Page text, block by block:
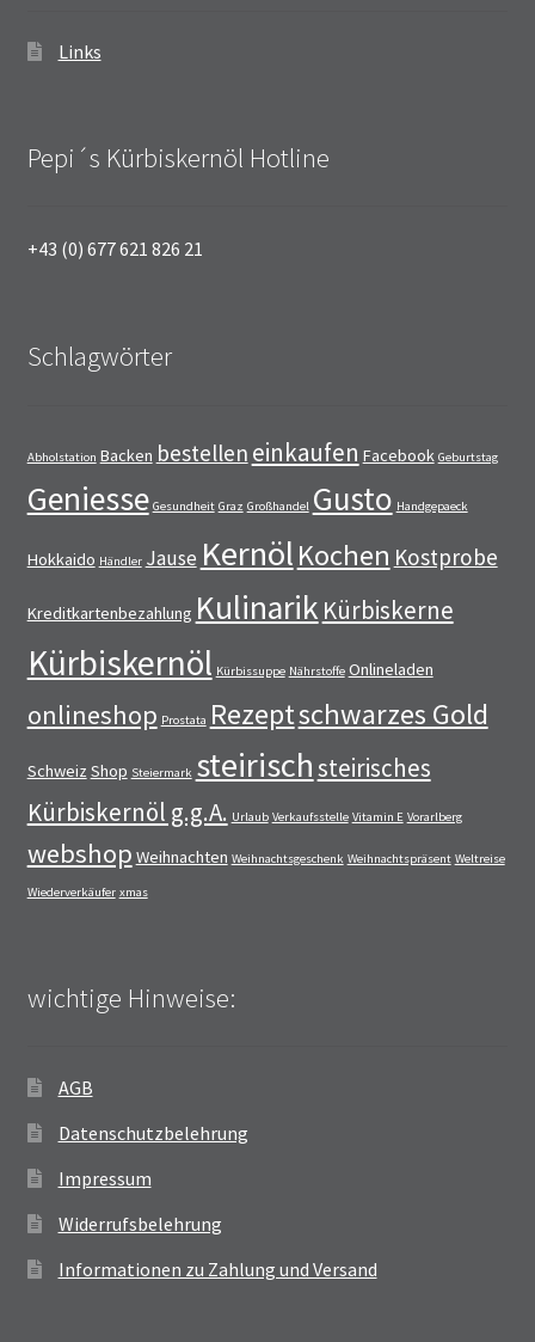
Links
Pepi´s Kürbiskernöl Hotline
+43 (0) 677 621 826 21
Schlagwörter
Abholstation Backen bestellen einkaufen Facebook Geburtstag
Geniesse Gesundheit Graz Großhandel Gusto Handgepaeck
Hokkaido Händler Jause KernölKochen Kostprobe
Kreditkartenbezahlung Kulinarik Kürbiskerne
Kürbiskernöl Kürbissuppe Nährstoffe Onlineladen
onlineshop Prostata Rezeptschwarzes Gold
Schweiz Shop Steiermark steirischsteirisches
Kürbiskernöl g.g.A. Urlaub Verkaufsstelle Vitamin E Vorarlberg
webshop Weihnachten Weihnachtsgeschenk Weihnachtspräsent Weltreise
Wiederverkäufer xmas
wichtige Hinweise:
AGB
Datenschutzbelehrung
Impressum
Widerrufsbelehrung
Informationen zu Zahlung und Versand